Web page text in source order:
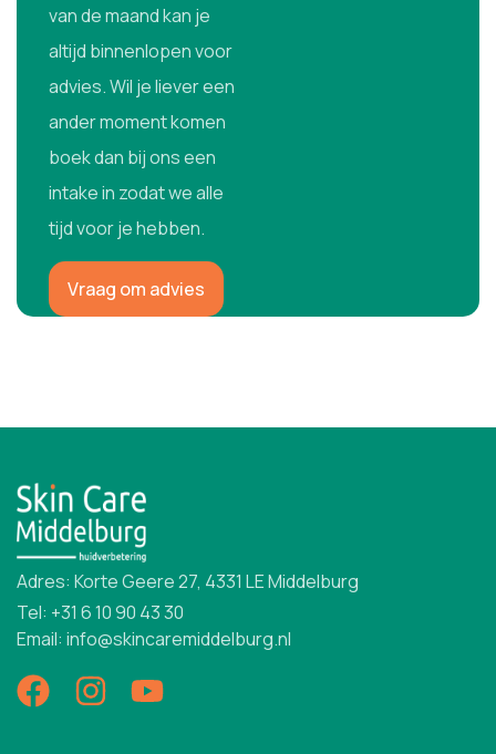
van de maand kan je
altijd binnenlopen voor
advies. Wil je liever een
ander moment komen
boek dan bij ons een
intake in zodat we alle
tijd voor je hebben.
Vraag om advies
Adres: Korte Geere 27, 4331 LE Middelburg
Tel: +31 6 10 90 43 30
Email: info@skincaremiddelburg.nl